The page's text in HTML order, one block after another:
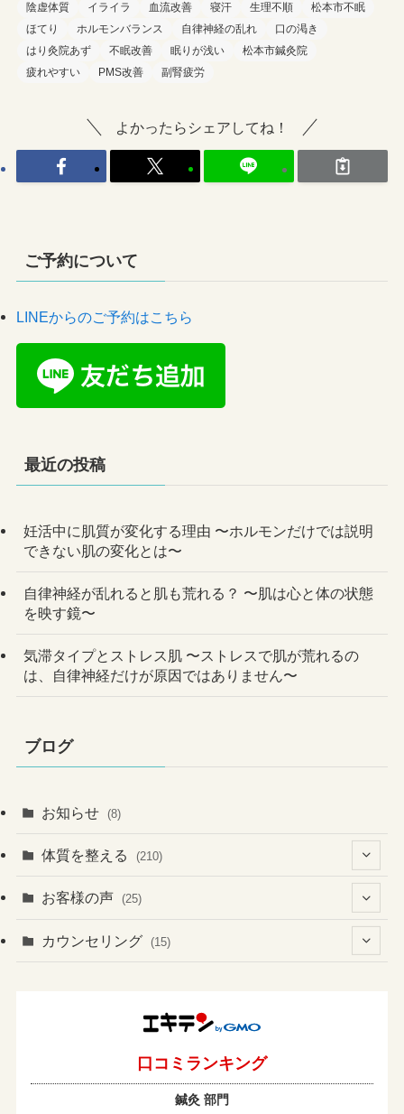
陰虚体質
イライラ 血流改善 寝汗 生理不順
松本市不眠
ほてり
ホルモンバランス 自律神経の乱れ
口の渇き
はり灸院あず
不眠改善 眠りが浅い
松本市鍼灸院
疲れやすい
PMS改善 副腎疲労
よかったらシェアしてね！
ご予約について
LINEからのご予約はこちら
最近の投稿
妊活中に肌質が変化する理由 〜ホルモンだけでは説明
できない肌の変化とは〜
自律神経が乱れると肌も荒れる？ 〜肌は心と体の状態
を映す鏡〜
気滞タイプとストレス肌 〜ストレスで肌が荒れるの
は、自律神経だけが原因ではありません〜
ブログ
お知らせ (8)
体質を整える (210)
(41)
(1)
(60)
(19)
お客様の声 (25)
(3)
カウンセリング (15)